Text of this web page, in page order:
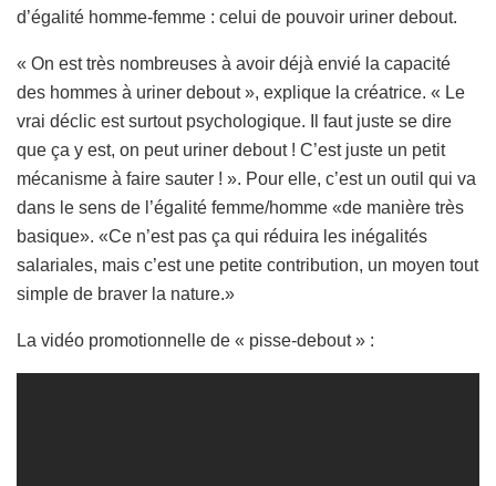
d’égalité homme-femme : celui de pouvoir uriner debout.
« On est très nombreuses à avoir déjà envié la capacité
des hommes à uriner debout », explique la créatrice. « Le
vrai déclic est surtout psychologique. Il faut juste se dire
que ça y est, on peut uriner debout ! C’est juste un petit
mécanisme à faire sauter ! ». Pour elle, c’est un outil qui va
dans le sens de l’égalité femme/homme «de manière très
basique». «Ce n’est pas ça qui réduira les inégalités
salariales, mais c’est une petite contribution, un moyen tout
simple de braver la nature.»
La vidéo promotionnelle de « pisse-debout » :